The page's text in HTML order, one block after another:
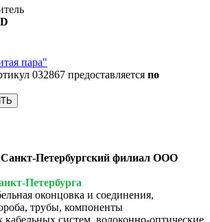
пара"
032867 предоставляется по
Петербургский филиал ООО
Петербурга
оконцовка и соединения,
трубы, компоненты
кабельных систем, волоконно-оптические